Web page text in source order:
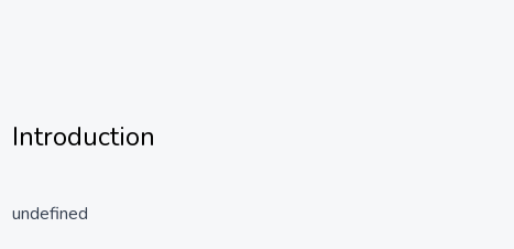
Introduction
undefined